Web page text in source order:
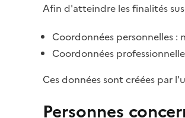
Afin d'atteindre les finalités
Coordonnées personnelles :
Coordonnées
Ces données sont créées par
Personnes